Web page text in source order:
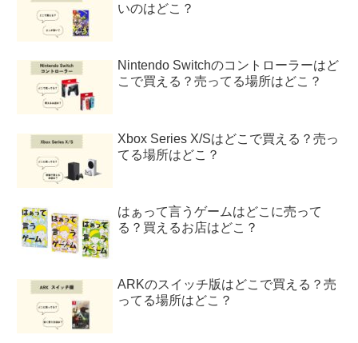
いのはどこ？
Nintendo Switchのコントローラーはど
こで買える？売ってる場所はどこ？
Xbox Series X/Sはどこで買える？売っ
てる場所はどこ？
はぁって言うゲームはどこに売って
る？買えるお店はどこ？
ARKのスイッチ版はどこで買える？売
ってる場所はどこ？